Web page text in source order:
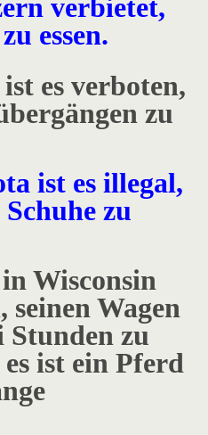
verbietet,
essen.
es verboten,
zu
ist es illegal,
zu
Wisconsin
seinen Wagen
Stunden zu
ist ein Pferd